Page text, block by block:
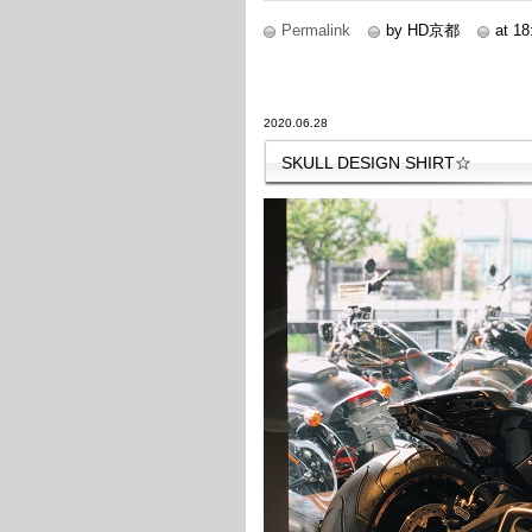
Permalink by HD京都 at
2020.06.28
SKULL DESIGN SHIRT☆